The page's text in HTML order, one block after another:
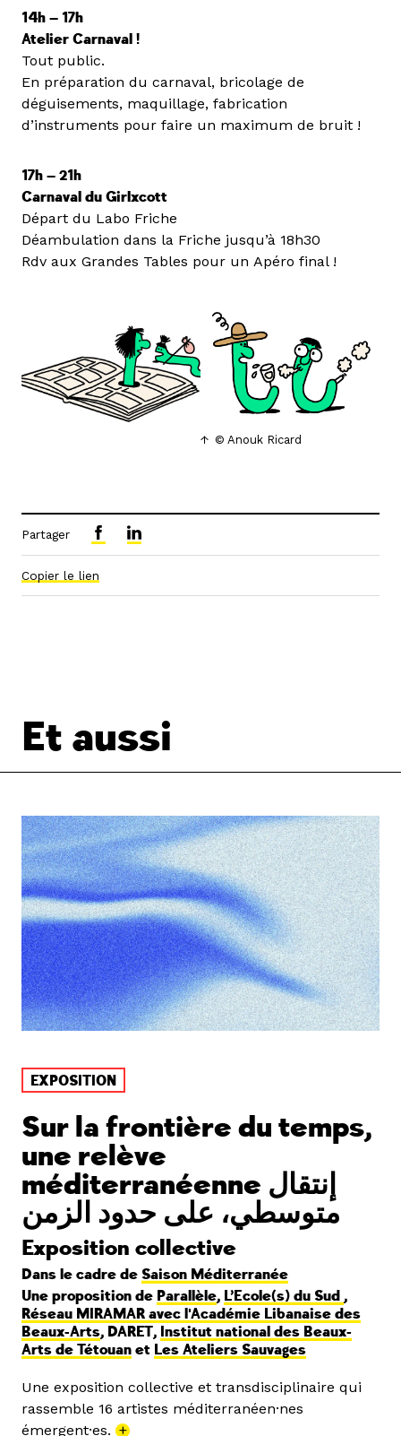
14h — 17h
Atelier Carnaval !
Tout public.
En préparation du carnaval, bricolage de
déguisements, maquillage, fabrication
d’instruments pour faire un maximum de bruit !
17h — 21h
Carnaval du Girlxcott
Départ du Labo Friche
Déambulation dans la Friche jusqu’à 18h30
Rdv aux Grandes Tables pour un Apéro final !
© Anouk Ricard
Partager
Copier le lien
Et aussi
EXPOSITION
Sur la frontière du temps,
une relève
méditerranéenne إنتقال
متوسطي، على حدود الزمن
Exposition collective
Dans le cadre de Saison Méditerranée
Une proposition de Parallèle, L’Ecole(s) du Sud ,
Réseau MIRAMAR avec l'Académie Libanaise des
Beaux-Arts, DARET, Institut national des Beaux-
Arts de Tétouan et Les Ateliers Sauvages
Une exposition collective et transdisciplinaire qui
rassemble 16 artistes méditerranéen·nes
émergent·es. +